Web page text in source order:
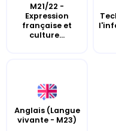
M21/22 -
Expression
française et
culture...
Anglais (Langue
vivante - M23)